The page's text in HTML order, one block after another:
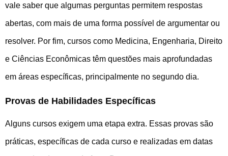
vale saber que algumas perguntas permitem respostas
abertas, com mais de uma forma possível de argumentar ou
resolver. Por fim, cursos como Medicina, Engenharia, Direito
e Ciências Econômicas têm questões mais aprofundadas
em áreas específicas, principalmente no segundo dia.
Provas de Habilidades Específicas
Alguns cursos exigem uma etapa extra. Essas provas são
práticas, específicas de cada curso e realizadas em datas